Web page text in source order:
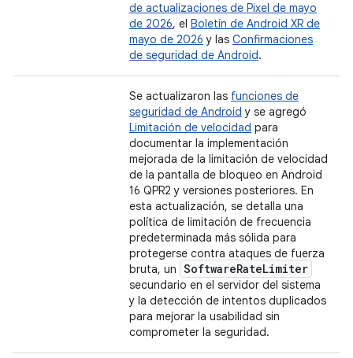
de actualizaciones de Pixel de mayo
de 2026, el Boletín de Android XR de
mayo de 2026 y las Confirmaciones
de seguridad de Android.
Se actualizaron las funciones de
seguridad de Android y se agregó
Limitación de velocidad para
documentar la implementación
mejorada de la limitación de velocidad
de la pantalla de bloqueo en Android
16 QPR2 y versiones posteriores. En
esta actualización, se detalla una
política de limitación de frecuencia
predeterminada más sólida para
protegerse contra ataques de fuerza
bruta, un SoftwareRateLimiter
secundario en el servidor del sistema
y la detección de intentos duplicados
para mejorar la usabilidad sin
comprometer la seguridad.